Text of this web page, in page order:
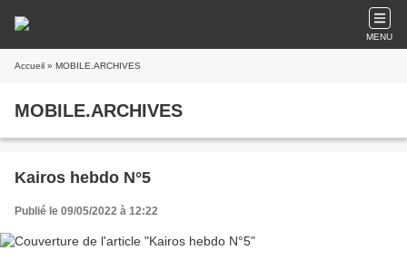
MENU
Accueil » MOBILE.ARCHIVES
MOBILE.ARCHIVES
Kairos hebdo N°5
Publié le 09/05/2022 à 12:22